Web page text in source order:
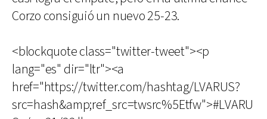
Corzo consiguió un nuevo 25-23.
<blockquote class="twitter-tweet"><p
lang="es" dir="ltr"><a
href="https://twitter.com/hashtag/LVARUS?
src=hash&amp;ref_src=twsrc%5Etfw">#LVARU